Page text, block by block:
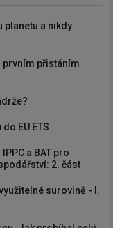
planetu a nikdy
prvním přistáním
EU ETS
a BAT pro
2. část
surovině - I.